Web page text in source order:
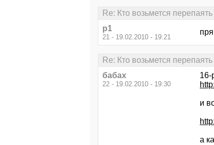
Re: Кто возьмется перепаять
p1
21 - 19.02.2010 - 19:21
Re: Кто возьмется перепаять
бабах
22 - 19.02.2010 - 19:30
16-
и
а